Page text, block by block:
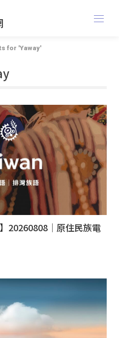
for 'Yaway'
20260808｜原住民族電